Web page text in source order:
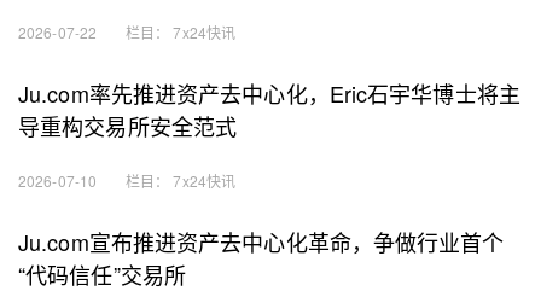
2026-07-22 栏目：7x24快讯
Ju.com率先推进资产去中心化，Eric石宇华博士将主
导重构交易所安全范式
2026-07-10 栏目：7x24快讯
Ju.com宣布推进资产去中心化革命，争做行业首个
“代码信任”交易所